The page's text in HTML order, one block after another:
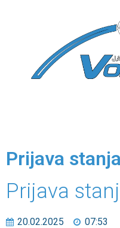
Prijava
Prijava
20.02.2025 07:53